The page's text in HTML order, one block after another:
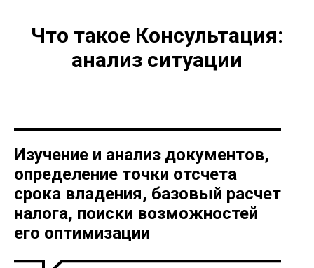
Что такое Консультация:
анализ ситуации
Изучение и анализ документов,
определение точки отсчета
срока владения, базовый расчет
налога, поиски возможностей
его оптимизации